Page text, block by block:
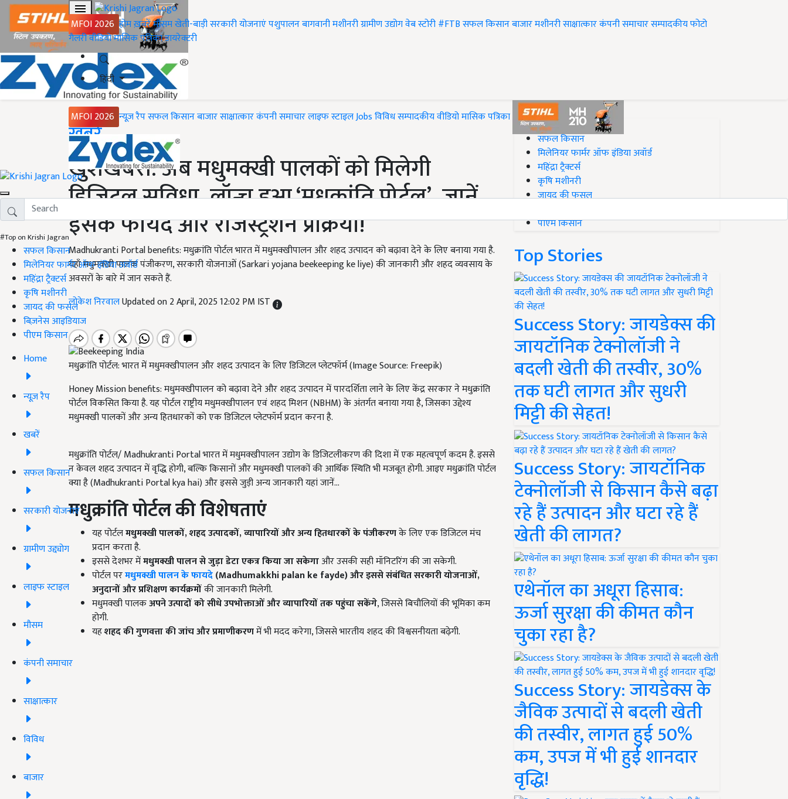
MFOI 2026 होमख़बरेंमौसमखेती-बाड़ीसरकारी योजनाएंपशुपालनबागवानीमशीनरीग्रामीण उद्योगवेब स्टोरी#FTBसफल किसानबाजारमशीनरीसाक्षात्कारकंपनी समाचारसम्पादकीयफोटो
गैलरीवीडियोमासिक पत्रिकाडायरेक्टरी
हिंदी
MFOI 2026 न्यूज़ रैपसफल किसानबाजारसाक्षात्कारकंपनी समाचारलाइफ स्टाइलJobsविविधसम्पादकीयवीडियोमासिक पत्रिका
#Top on Krishi Jagran
सफल किसान
मिलेनियर फार्मर ऑफ इंडिया अवॉर्ड
महिंद्रा ट्रैक्टर्स
कृषि मशीनरी
जायद की फसल
बिज़नेस आइडियाज
पीएम किसान
Home
न्यूज़ रैप
खबरें
सफल किसान
सरकारी योजनाएं
ग्रामीण उद्द्योग
लाइफ स्टाइल
मौसम
कंपनी समाचार
साक्षात्कार
विविध
बाजार
Home
ख़बरें
खुशखबरी: अब मधुमक्खी पालकों को मिलेगी
डिजिटल सुविधा, लॉन्च हुआ ‘मधुक्रांति पोर्टल’, जानें
इसके फायदे और रजिस्ट्रेशन प्रक्रिया!
Madhukranti Portal benefits: मधुक्रांति पोर्टल भारत में मधुमक्खीपालन और शहद उत्पादन को बढ़ावा देने के लिए बनाया गया है.
यहाँ मधुमक्खी पालक पंजीकरण, सरकारी योजनाओं (Sarkari yojana beekeeping ke liye) की जानकारी और शहद व्यवसाय के
अवसरों के बारे में जान सकते हैं.
लोकेश निरवालUpdated on 2 April, 2025 12:02 PM IST
मधुक्रांति पोर्टल: भारत में मधुमक्खीपालन और शहद उत्पादन के लिए डिजिटल प्लेटफॉर्म (Image Source: Freepik)
Honey Mission benefits: मधुमक्खीपालन को बढ़ावा देने और शहद उत्पादन में पारदर्शिता लाने के लिए केंद्र सरकार ने मधुक्रांति
पोर्टल विकसित किया है. यह पोर्टल राष्ट्रीय मधुमक्खीपालन एवं शहद मिशन (NBHM) के अंतर्गत बनाया गया है, जिसका उद्देश्य
मधुमक्खी पालकों और अन्य हितधारकों को एक डिजिटल प्लेटफॉर्म प्रदान करना है.
मधुक्रांति पोर्टल/ Madhukranti Portal भारत में मधुमक्खीपालन उद्योग के डिजिटलीकरण की दिशा में एक महत्वपूर्ण कदम है. इससे
न केवल शहद उत्पादन में वृद्धि होगी, बल्कि किसानों और मधुमक्खी पालकों की आर्थिक स्थिति भी मजबूत होगी. आइए मधुक्रांति पोर्टल
क्या है (Madhukranti Portal kya hai) और इससे जुड़ी अन्य जानकारी यहां जानें...
मधुक्रांति पोर्टल की विशेषताएं
यह पोर्टलमधुमक्खी पालकों,शहद उत्पादकों,व्यापारियों और अन्य हितधारकों के पंजीकरणके लिए एक डिजिटल मंच
प्रदान करता है.
इससे देशभर मेंमधुमक्खी पालन से जुड़ा डेटा एकत्र किया जा सकेगाऔर उसकी सही मॉनिटरिंग की जा सकेगी.
पोर्टल परमधुमक्खी पालन के फायदे(Madhumakkhi palan ke fayde) और इससे संबंधित सरकारी योजनाओं,
अनुदानों और प्रशिक्षण कार्यक्रमोंकी जानकारी मिलेगी.
मधुमक्खी पालकअपने उत्पादों को सीधे उपभोक्ताओं और व्यापारियों तक पहुंचा सकेंगे, जिससे बिचौलियों की भूमिका कम
होगी.
यहशहद की गुणवत्ता की जांच और प्रमाणीकरणमें भी मदद करेगा, जिससे भारतीय शहद की विश्वसनीयता बढ़ेगी.
#Top on Krishi Jagran
सफल किसान
मिलेनियर फार्मर ऑफ इंडिया अवॉर्ड
महिंद्रा ट्रैक्टर्स
कृषि मशीनरी
जायद की फसल
पीएम किसान
Top Stories
Success Story: जायडेक्स की
जायटॉनिक टेक्नोलॉजी ने
बदली खेती की तस्वीर, 30%
तक घटी लागत और सुधरी
मिट्टी की सेहत!
Success Story: जायटॉनिक
टेक्नोलॉजी से किसान कैसे बढ़ा
रहे हैं उत्पादन और घटा रहे हैं
खेती की लागत?
एथेनॉल का अधूरा हिसाब:
ऊर्जा सुरक्षा की कीमत कौन
चुका रहा है?
Success Story: जायडेक्स के
जैविक उत्पादों से बदली खेती
की तस्वीर, लागत हुई 50%
कम, उपज में भी हुई शानदार
वृद्धि!